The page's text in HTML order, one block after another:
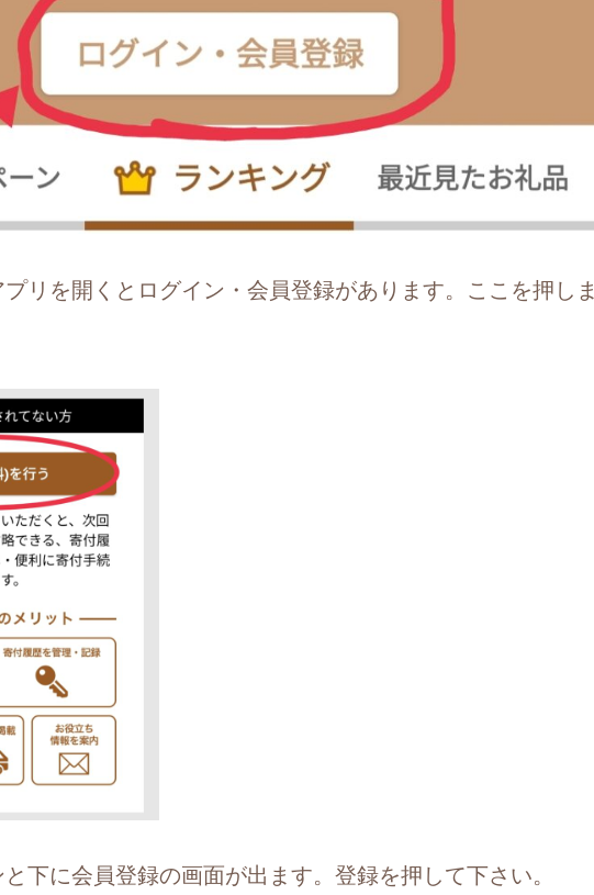
リを開くとログイン・会員登録があります。ここを押しま
下に会員登録の画面が出ます。登録を押して下さい。